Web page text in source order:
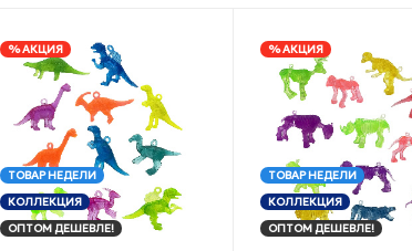
% АКЦИЯ
ТОВАР НЕДЕЛИ
КОЛЛЕКЦИЯ
ОПТОМ ДЕШЕВЛЕ!
% АКЦИЯ
ТОВАР НЕДЕЛИ
КОЛЛЕКЦИЯ
ОПТОМ ДЕШЕВЛЕ!